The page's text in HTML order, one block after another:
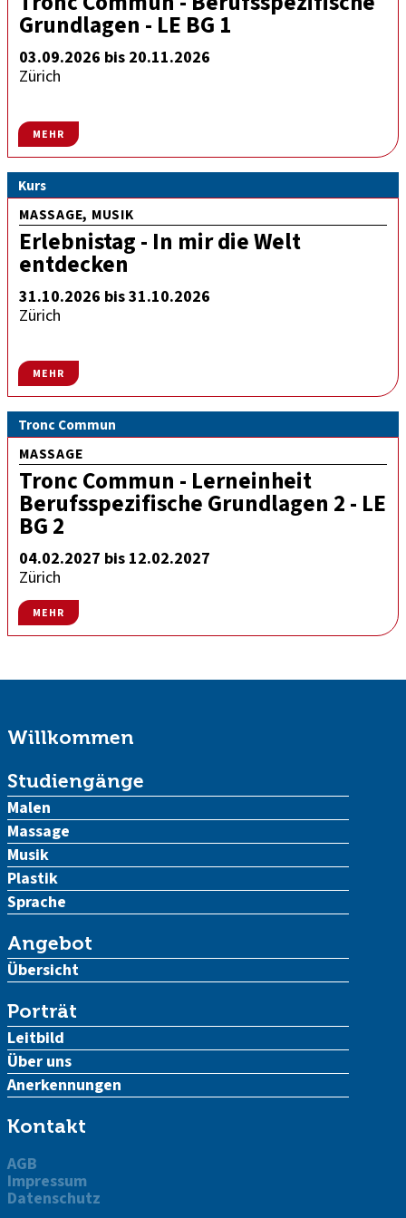
Grundlagen - LE BG 1
03.09.2026 bis 20.11.2026
Zürich
MEHR
Kurs
MASSAGE, MUSIK
Erlebnistag - In mir die Welt
entdecken
31.10.2026 bis 31.10.2026
Zürich
MEHR
Tronc Commun
MASSAGE
Tronc Commun - Lerneinheit
Berufsspezifische Grundlagen 2 - LE
BG 2
04.02.2027 bis 12.02.2027
Zürich
MEHR
Willkommen
Studiengänge
Malen
Massage
Musik
Plastik
Sprache
Angebot
Übersicht
Porträt
Leitbild
Über uns
Anerkennungen
Kontakt
AGB
Impressum
Datenschutz